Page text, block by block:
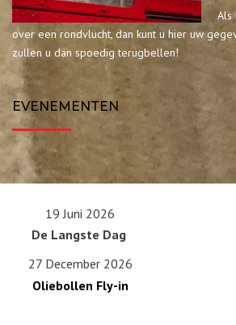
Als
over een rondvlucht, dan kunt u hier uw
zullen u dan spoedig terugbellen!
EVENEMENTEN
19 Juni 2026
De Langste Dag
27 December 2026
Oliebollen Fly-in